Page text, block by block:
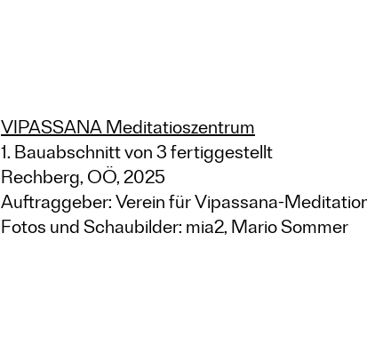
VIPASSANA Meditatioszentrum
1. Bauabschnitt von 3 fertiggestellt
Rechberg, OÖ, 2025
Auftraggeber: Verein für Vipassana-
Fotos und Schaubilder: mia2, Mario Sommer